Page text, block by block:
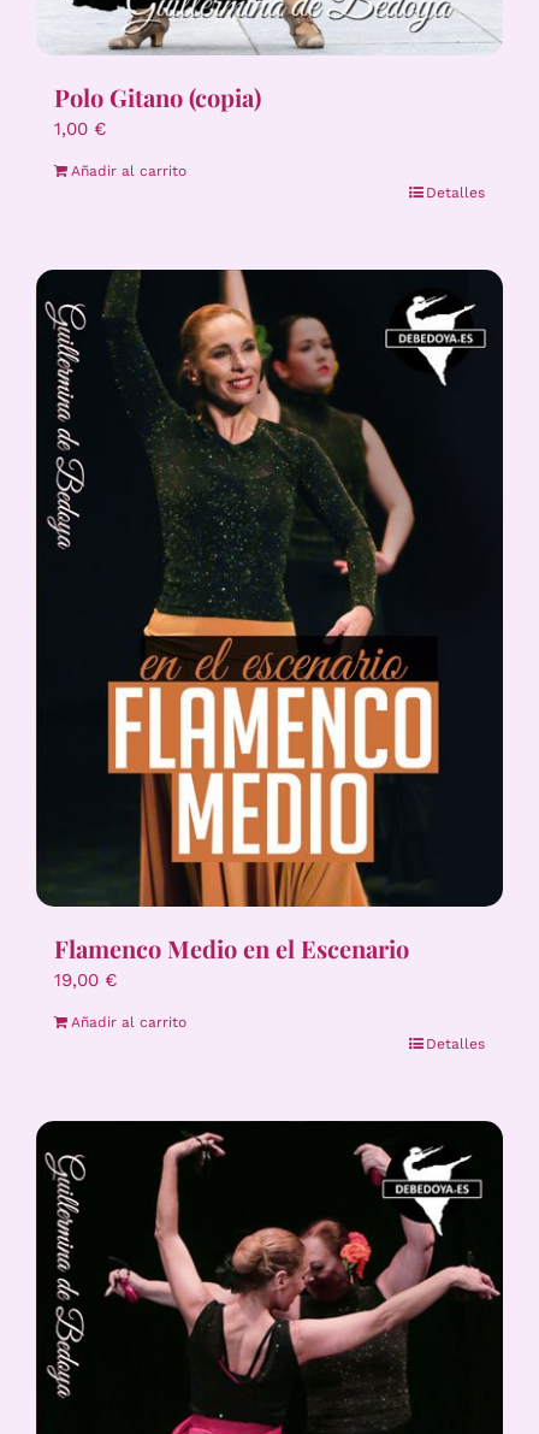
Polo Gitano (copia)
1,00 €
Añadir al carrito
Detalles
Flamenco Medio en el Escenario
19,00 €
Añadir al carrito
Detalles